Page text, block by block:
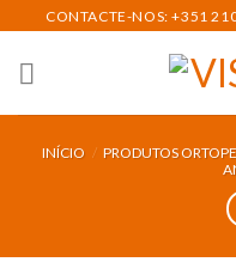
content
CONTACTE-NOS: +351
INÍCIO / PRODUTOS